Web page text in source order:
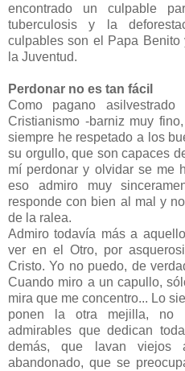
encontrado un culpable
tuberculosis y la
culpables son el Papa
la Juventud.
Perdonar no es tan fácil
Como pagano
Cristianismo -barniz muy
siempre he respetado a los
su orgullo, que son capaces
mí perdonar y olvidar se me
eso admiro muy
responde con bien al mal y
de la ralea.
Admiro todavía más a
ver en el Otro, por
Cristo. Yo no puedo, de
Cuando miro a un capullo,
mira que me concentro... Lo
ponen la otra mejilla, no
admirables que dedican
demás, que lavan
abandonado, que se